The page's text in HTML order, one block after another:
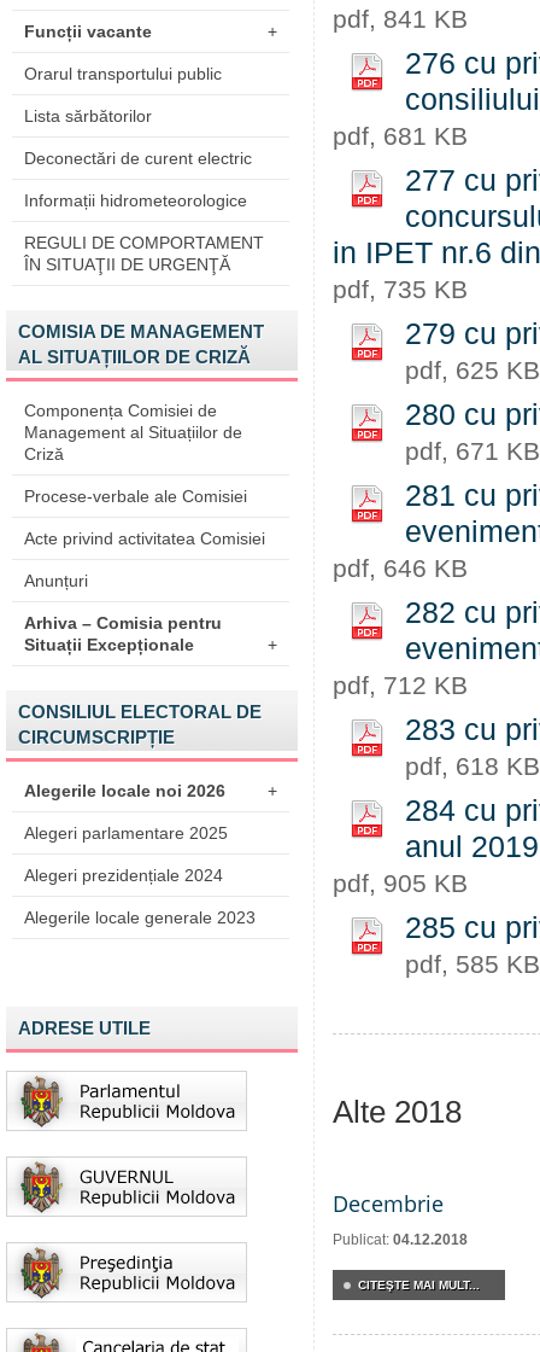
Funcții vacante +
Orarul transportului public
Lista sărbătorilor
Deconectări de curent electric
Informații hidrometeorologice
REGULI DE COMPORTAMENT
ÎN SITUAŢII DE URGENŢĂ
COMISIA DE MANAGEMENT
AL SITUAȚIILOR DE CRIZĂ
Componența Comisiei de
Management al Situațiilor de
Criză
Procese-verbale ale Comisiei
Acte privind activitatea Comisiei
Anunțuri
Arhiva – Comisia pentru
Situații Excepționale
+
CONSILIUL ELECTORAL DE
CIRCUMSCRIPȚIE
Alegerile locale noi 2026 +
Alegeri parlamentare 2025
Alegeri prezidențiale 2024
Alegerile locale generale 2023
ADRESE UTILE
pdf, 841 KB
276 cu
pdf, 681 KB
277 cu
in IPET nr.6
pdf, 735 KB
279 cu
pdf, 625 KB
280 cu
pdf, 671 KB
281 cu
pdf, 646 KB
282 cu
pdf, 712 KB
283 cu
pdf, 618 KB
284 cu
anul
pdf, 905 KB
285 cu
pdf, 585 KB
Alte 2018
Decembrie
Publicat: 04.12.2018
CITEŞTE MAI MULT...